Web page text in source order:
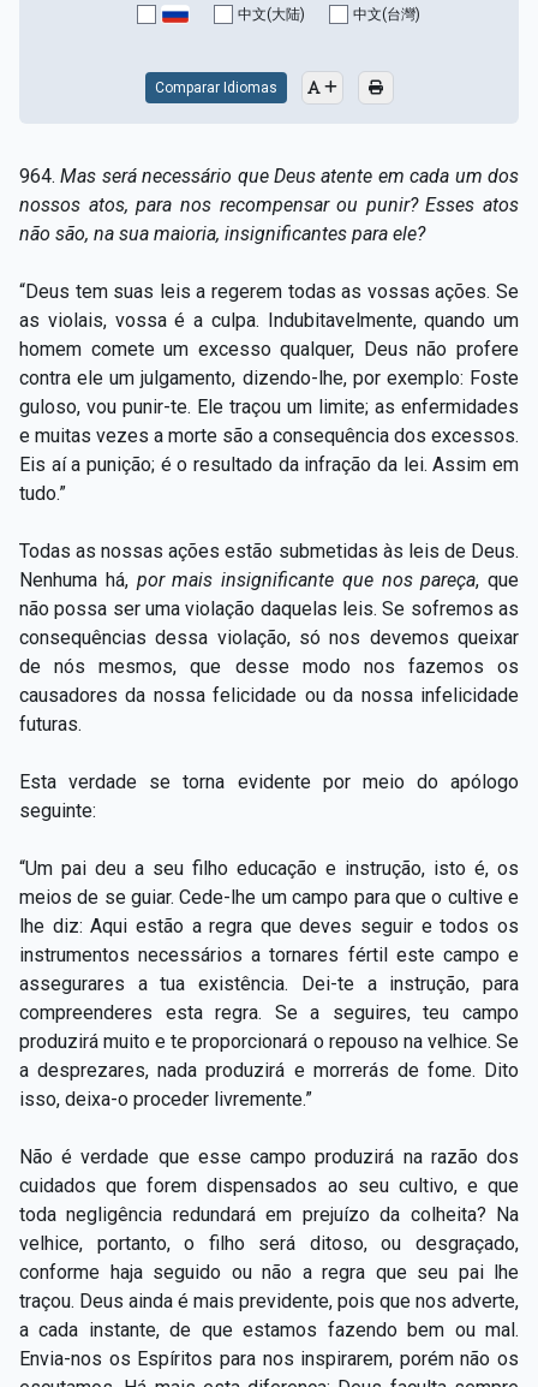
中文(大陆) 中文(台灣)
Comparar Idiomas
964.Mas será necessário que Deus atente em cada um dos
nossos atos, para nos recompensar ou punir? Esses atos
não são, na sua maioria, insignificantes para ele?
“Deus tem suas leis a regerem todas as vossas ações. Se
as violais, vossa é a culpa. Indubitavelmente, quando um
homem comete um excesso qualquer, Deus não profere
contra ele um julgamento, dizendo-lhe, por exemplo: Foste
guloso, vou punir-te. Ele traçou um limite; as enfermidades
e muitas vezes a morte são a consequência dos excessos.
Eis aí a punição; é o resultado da infração da lei. Assim em
tudo.”
Todas as nossas ações estão submetidas às leis de Deus.
Nenhuma há, por mais insignificante que nos pareça, que
não possa ser uma violação daquelas leis. Se sofremos as
consequências dessa violação, só nos devemos queixar
de nós mesmos, que desse modo nos fazemos os
causadores da nossa felicidade ou da nossa infelicidade
futuras.
Esta verdade se torna evidente por meio do apólogo
seguinte:
“Um pai deu a seu filho educação e instrução, isto é, os
meios de se guiar. Cede-lhe um campo para que o cultive e
lhe diz: Aqui estão a regra que deves seguir e todos os
instrumentos necessários a tornares fértil este campo e
assegurares a tua existência. Dei-te a instrução, para
compreenderes esta regra. Se a seguires, teu campo
produzirá muito e te proporcionará o repouso na velhice. Se
a desprezares, nada produzirá e morrerás de fome. Dito
isso, deixa-o proceder livremente.”
Não é verdade que esse campo produzirá na razão dos
cuidados que forem dispensados ao seu cultivo, e que
toda negligência redundará em prejuízo da colheita? Na
velhice, portanto, o filho será ditoso, ou desgraçado,
conforme haja seguido ou não a regra que seu pai lhe
traçou. Deus ainda é mais previdente, pois que nos adverte,
a cada instante, de que estamos fazendo bem ou mal.
Envia-nos os Espíritos para nos inspirarem, porém não os